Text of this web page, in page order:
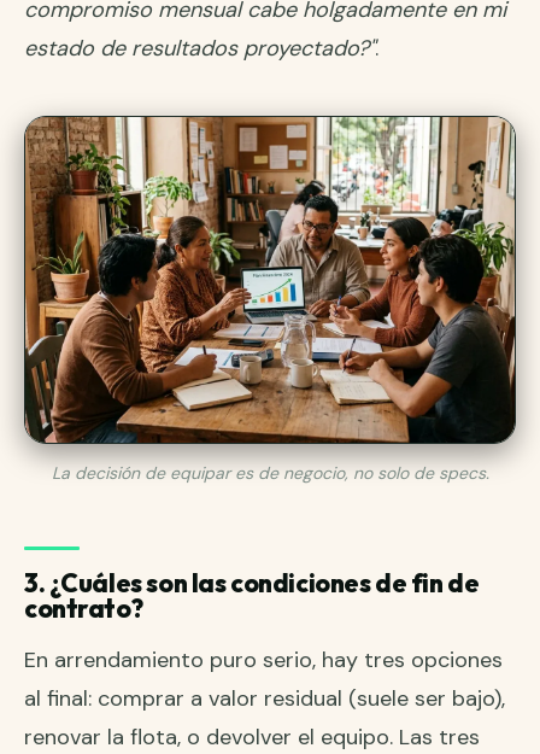
compromiso mensual cabe holgadamente en mi
estado de resultados proyectado?".
La decisión de equipar es de negocio, no solo de specs.
3. ¿Cuáles son las condiciones de fin de
contrato?
En arrendamiento puro serio, hay tres opciones
al final: comprar a valor residual (suele ser bajo),
renovar la flota, o devolver el equipo. Las tres